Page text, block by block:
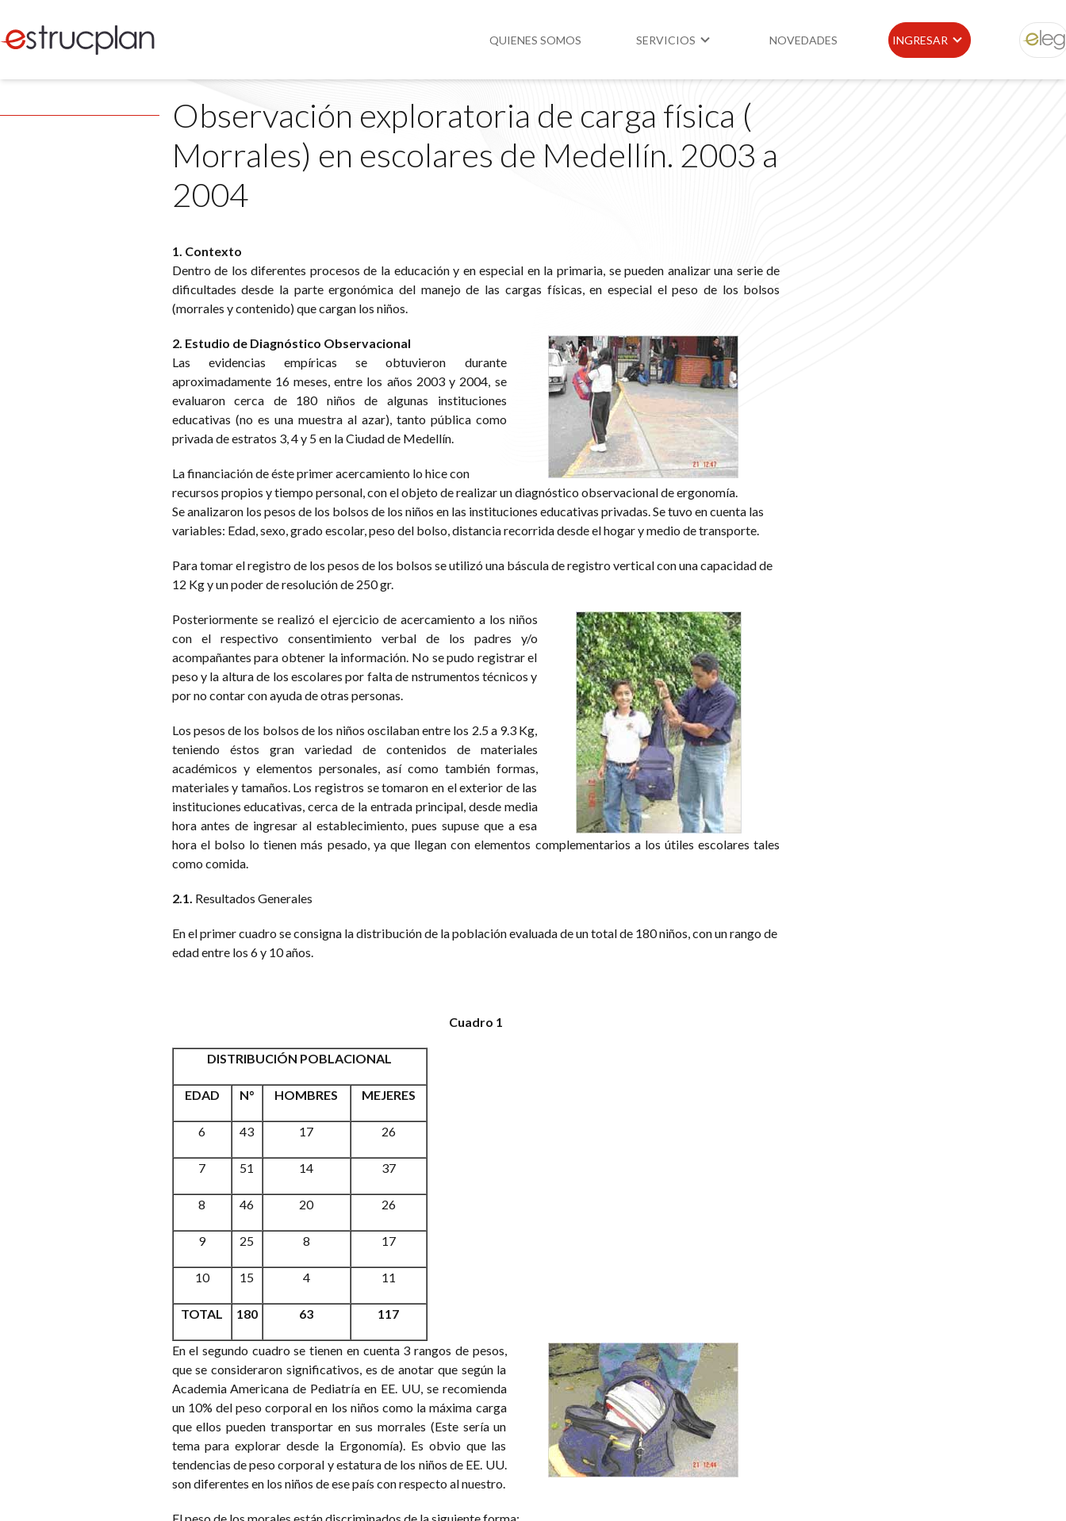
QUIENES SOMOS SERVICIOS
Higiene y Seguridad
Medio Ambiente
NOVEDADES INGRESAR ELEG
Observación exploratoria de carga física (
Morrales) en escolares de Medellín. 2003 a
2004
1. Contexto
Dentro de los diferentes procesos de la educación y en especial en la primaria, se pueden analizar una serie de
dificultades desde la parte ergonómica del manejo de las cargas físicas, en especial el peso de los bolsos
(morrales y contenido) que cargan los niños.
2. Estudio de Diagnóstico Observacional
Las evidencias empíricas se obtuvieron durante
aproximadamente 16 meses, entre los años 2003 y 2004, se
evaluaron cerca de 180 niños de algunas instituciones
educativas (no es una muestra al azar), tanto pública como
privada de estratos 3, 4 y 5 en la Ciudad de Medellín.
La financiación de éste primer acercamiento lo hice con
recursos propios y tiempo personal, con el objeto de realizar un diagnóstico observacional de ergonomía.
Se analizaron los pesos de los bolsos de los niños en las instituciones educativas privadas. Se tuvo en cuenta las
variables: Edad, sexo, grado escolar, peso del bolso, distancia recorrida desde el hogar y medio de transporte.
Para tomar el registro de los pesos de los bolsos se utilizó una báscula de registro vertical con una capacidad de
12 Kg y un poder de resolución de 250 gr.
Posteriormente se realizó el ejercicio de acercamiento a los niños
con el respectivo consentimiento verbal de los padres y/o
acompañantes para obtener la información. No se pudo registrar el
peso y la altura de los escolares por falta de nstrumentos técnicos y
por no contar con ayuda de otras personas.
Los pesos de los bolsos de los niños oscilaban entre los 2.5 a 9.3 Kg,
teniendo éstos gran variedad de contenidos de materiales
académicos y elementos personales, así como también formas,
materiales y tamaños. Los registros se tomaron en el exterior de las
instituciones educativas, cerca de la entrada principal, desde media
hora antes de ingresar al establecimiento, pues supuse que a esa
hora el bolso lo tienen más pesado, ya que llegan con elementos complementarios a los útiles escolares tales
como comida.
2.1. Resultados Generales
En el primer cuadro se consigna la distribución de la población evaluada de un total de 180 niños, con un rango de
edad entre los 6 y 10 años.
Cuadro 1
DISTRIBUCIÓN POBLACIONAL
EDAD N° HOMBRES MEJERES
6 43 17 26
7 51 14 37
8 46 20 26
9 25 8 17
10 15 4 11
TOTAL 180 63 117
En el segundo cuadro se tienen en cuenta 3 rangos de pesos,
que se consideraron significativos, es de anotar que según la
Academia Americana de Pediatría en EE. UU, se recomienda
un 10% del peso corporal en los niños como la máxima carga
que ellos pueden transportar en sus morrales (Este sería un
tema para explorar desde la Ergonomía). Es obvio que las
tendencias de peso corporal y estatura de los niños de EE. UU.
son diferentes en los niños de ese país con respecto al nuestro.